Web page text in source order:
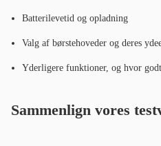
Batterilevetid og opladning
Valg af børstehoveder og deres
Yderligere funktioner, og hvor
Sammenlign vores